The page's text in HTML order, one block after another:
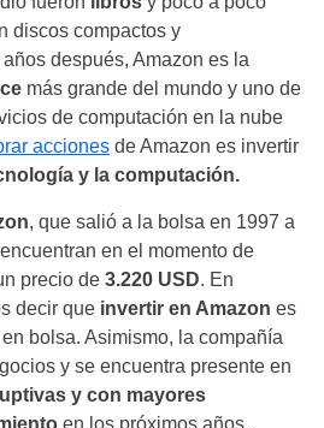
discos compactos y
después, Amazon es la
más grande del mundo y uno de
de computación en la nube
acciones de Amazon es invertir
y la computación.
, que salió a la bolsa en 1997 a
en el momento de
precio de 3.220 USD. En
decir que invertir en Amazon es
en bolsa. Asimismo, la compañía
y se encuentra presente en
y con mayores
en los próximos años.